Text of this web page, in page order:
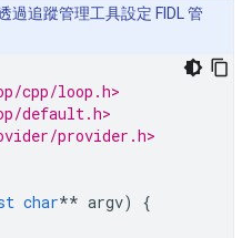
過追蹤管理工具設定 FIDL 管
cpp/loop.h>
default.h>
provider.h>
char** argv)
{